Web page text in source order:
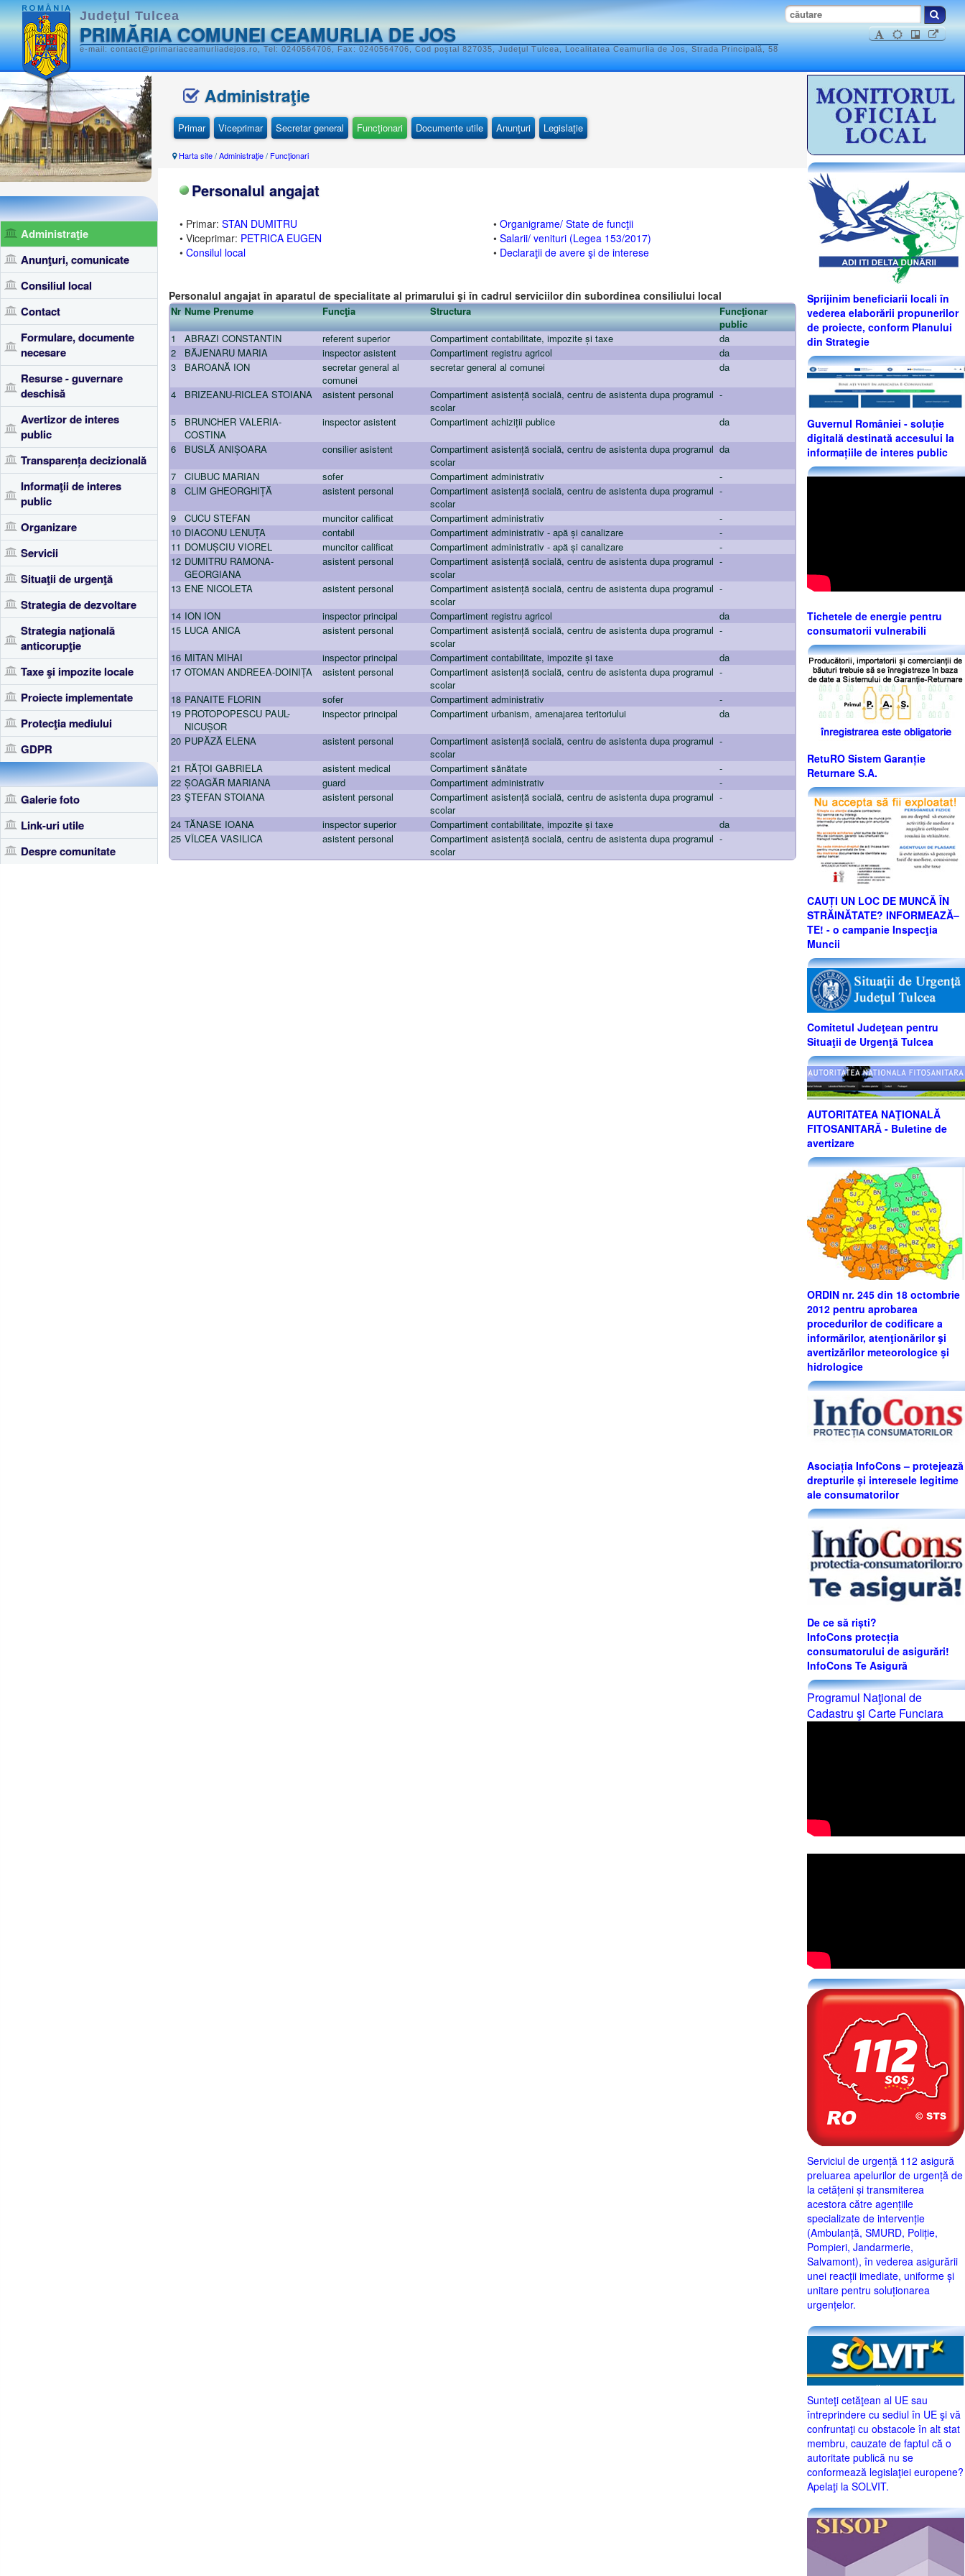
Judeţul Tulcea
PRIMĂRIA COMUNEI CEAMURLIA DE JOS
e-mail: contact@primariaceamurliadejos.ro, Tel: 0240564706, Fax: 0240564706, Cod poştal 827035, Judeţul Tulcea, Localitatea Ceamurlia de Jos, Strada Principală, 58
Administraţie
Anunţuri, comunicate
Consiliul local
Contact
Formulare, documente
necesare
Resurse - guvernare
deschisă
Avertizor de interes
public
Transparența decizională
Informaţii de interes
public
Organizare
Servicii
Situaţii de urgenţă
Strategia de dezvoltare
Strategia naţională
anticorupţie
Taxe şi impozite locale
Proiecte implementate
Protecţia mediului
GDPR
Galerie foto
Link-uri utile
Despre comunitate
Administraţie
Primar Viceprimar Secretar general Funcţionari Documente utile Anunţuri Legislaţie
Harta site/Administraţie/ Funcţionari
Personalul angajat
• Primar: STAN DUMITRU
• Viceprimar: PETRICA EUGEN
• Consilul local
• Organigrame/ State de funcţii
• Salarii/ venituri (Legea 153/2017)
• Declaraţii de avere şi de interese
Personalul angajat în aparatul de specialitate al primarului şi în cadrul serviciilor din subordinea consiliului local
Nr Nume Prenume Funcţia Structura
Funcţionar
public
1
ABRAZI CONSTANTIN referent superior Compartiment contabilitate, impozite și taxe
da
2
BĂJENARU MARIA inspector asistent Compartiment registru agricol
da
3
BAROANĂ ION
secretar general al
comunei
secretar general al comunei
da
4
BRIZEANU-RICLEA STOIANA asistent personal
Compartiment asistență socială, centru de asistenta dupa programul
scolar
-
5
BRUNCHER VALERIA-
COSTINA
inspector asistent Compartiment achiziții publice
da
6
BUSLĂ ANIȘOARA consilier asistent
Compartiment asistență socială, centru de asistenta dupa programul
scolar
da
7
CIUBUC MARIAN sofer Compartiment administrativ
-
8
CLIM GHEORGHIȚĂ asistent personal
Compartiment asistență socială, centru de asistenta dupa programul
scolar
-
9
CUCU STEFAN muncitor calificat Compartiment administrativ
-
10 DIACONU LENUȚA contabil Compartiment administrativ - apă și canalizare
-
11 DOMUȘCIU VIOREL muncitor calificat Compartiment administrativ - apă și canalizare
-
12 DUMITRU RAMONA-
GEORGIANA
asistent personal
Compartiment asistență socială, centru de asistenta dupa programul
scolar
-
13 ENE NICOLETA asistent personal
Compartiment asistență socială, centru de asistenta dupa programul
scolar
-
14 ION ION inspector principal Compartiment registru agricol
da
15 LUCA ANICA asistent personal
Compartiment asistență socială, centru de asistenta dupa programul
scolar
-
16 MITAN MIHAI inspector principal Compartiment contabilitate, impozite și taxe
da
17 OTOMAN ANDREEA-DOINIȚA asistent personal
Compartiment asistență socială, centru de asistenta dupa programul
scolar
-
18 PANAITE FLORIN sofer Compartiment administrativ
-
19 PROTOPOPESCU PAUL-
NICUȘOR
inspector principal Compartiment urbanism, amenajarea teritoriului
da
20 PUPĂZĂ ELENA asistent personal
Compartiment asistență socială, centru de asistenta dupa programul
scolar
-
21 RĂȚOI GABRIELA asistent medical Compartiment sănătate
-
22 ȘOAGĂR MARIANA guard Compartiment administrativ
-
23 ŞTEFAN STOIANA asistent personal
Compartiment asistență socială, centru de asistenta dupa programul
scolar
-
24 TĂNASE IOANA inspector superior Compartiment contabilitate, impozite și taxe
da
25 VÎLCEA VASILICA asistent personal
Compartiment asistență socială, centru de asistenta dupa programul
scolar
-
Sprijinim beneficiarii locali în
vederea elaborării propunerilor
de proiecte, conform Planului
din Strategie
Guvernul României - soluție
digitală destinată accesului la
informațiile de interes public
Tichetele de energie pentru
consumatorii vulnerabili
RetuRO Sistem Garanție
Returnare S.A.
CAUȚI UN LOC DE MUNCĂ ÎN
STRĂINĂTATE? INFORMEAZĂ–
TE! - o campanie Inspecţia
Muncii
Comitetul Judeţean pentru
Situaţii de Urgenţă Tulcea
AUTORITATEA NAŢIONALĂ
FITOSANITARĂ - Buletine de
avertizare
ORDIN nr. 245 din 18 octombrie
2012 pentru aprobarea
procedurilor de codificare a
informărilor, atenţionărilor şi
avertizărilor meteorologice şi
hidrologice
Asociația InfoCons – protejează
drepturile și interesele legitime
ale consumatorilor
De ce să riști?
InfoCons protecția
consumatorului de asigurări!
InfoCons Te Asigură
Programul Naţional de
Cadastru şi Carte Funciara
Serviciul de urgență 112 asigură
preluarea apelurilor de urgență de
la cetățeni și transmiterea
acestora către agențiile
specializate de intervenție
(Ambulanță, SMURD, Poliție,
Pompieri, Jandarmerie,
Salvamont), în vederea asigurării
unei reacții imediate, uniforme și
unitare pentru soluționarea
urgențelor.
Sunteţi cetăţean al UE sau
întreprindere cu sediul în UE şi vă
confruntaţi cu obstacole în alt stat
membru, cauzate de faptul că o
autoritate publică nu se
conformează legislaţiei europene?
Apelaţi la SOLVIT.